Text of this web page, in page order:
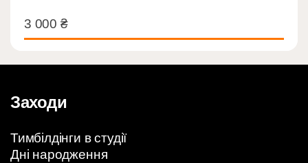
3 000 ₴
Заходи
Тимбілдінги в студії
Дні народження